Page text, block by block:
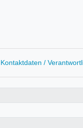
Kontaktdaten /